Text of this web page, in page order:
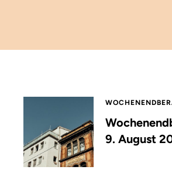
9. August